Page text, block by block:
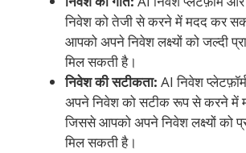
निवेश को तेजी से करने में मदद कर
आपको अपने निवेश लक्ष्यों को जल्दी
मिल सकती है।
निवेश की सटीकता: AI निवेश
अपने निवेश को सटीक रूप से करने में
जिससे आपको अपने निवेश लक्ष्यों को
मिल सकती है।